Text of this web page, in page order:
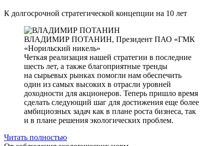
К долгосрочной стратегической концепции на 10 лет
ВЛАДИМИР ПОТАНИН, Президент ПАО «ГМК
«Норильский никель»
Четкая реализация нашей стратегии в последние
шесть лет, а также благоприятные тренды
на сырьевых рынках помогли нам обеспечить
один из самых высоких в отрасли уровней
доходности для акционеров. Теперь пришло время
сделать следующий шаг для достижения еще более
амбициозных задач как в плане роста бизнеса, так
и в плане решения экологических проблем.
Читать полностью